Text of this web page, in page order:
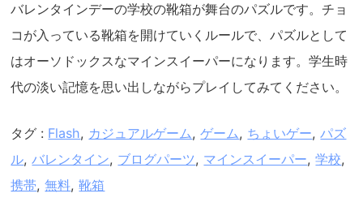
バレンタインデーの学校の靴箱が舞台のパズルです。チョ
コが入っている靴箱を開けていくルールで、パズルとして
はオーソドックスなマインスイーパーになります。学生時
代の淡い記憶を思い出しながらプレイしてみてください。
タグ : Flash, カジュアルゲーム,ゲーム, ちょいゲー,パズ
ル,バレンタイン, ブログパーツ, マインスイーパー,学校,
携帯,無料,靴箱